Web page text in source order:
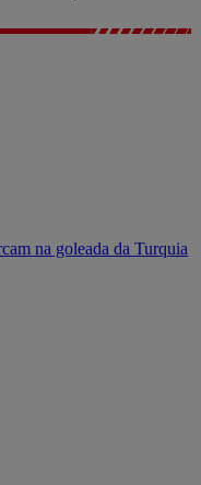
na goleada da Turquia